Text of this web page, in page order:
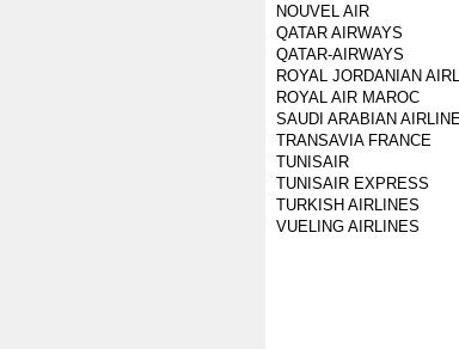
NOUVEL AIR
QATAR AIRWAYS
QATAR-AIRWAYS
ROYAL JORDANIAN
ROYAL AIR MAROC
SAUDI ARABIAN
TRANSAVIA FRANCE
TUNISAIR
TUNISAIR EXPRESS
TURKISH AIRLINES
VUELING AIRLINES